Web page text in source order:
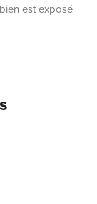
est exposé